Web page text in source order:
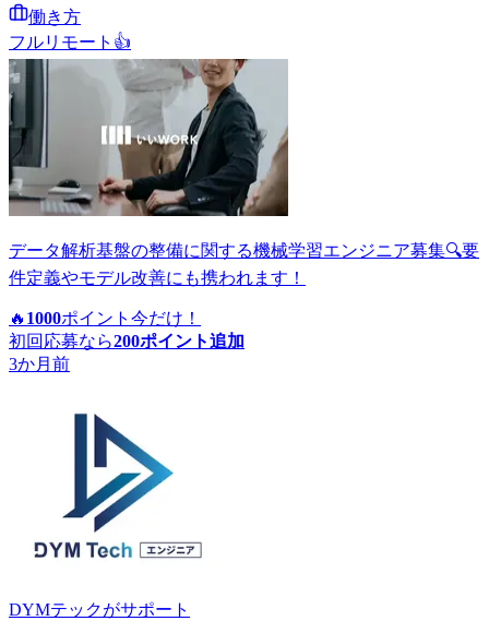
働き方
フルリモート 👍
データ解析基盤の整備に関する機械学習エンジニア募集🔍要
件定義やモデル改善にも携われます！
🔥 1000ポイント 今だけ！
初回応募なら200ポイント追加
3か月前
DYMテックがサポート